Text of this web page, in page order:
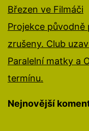
Březen ve Filmáči
Projekce původně
zrušeny. Club
Paralelní matky a
termínu.
Nejnovější